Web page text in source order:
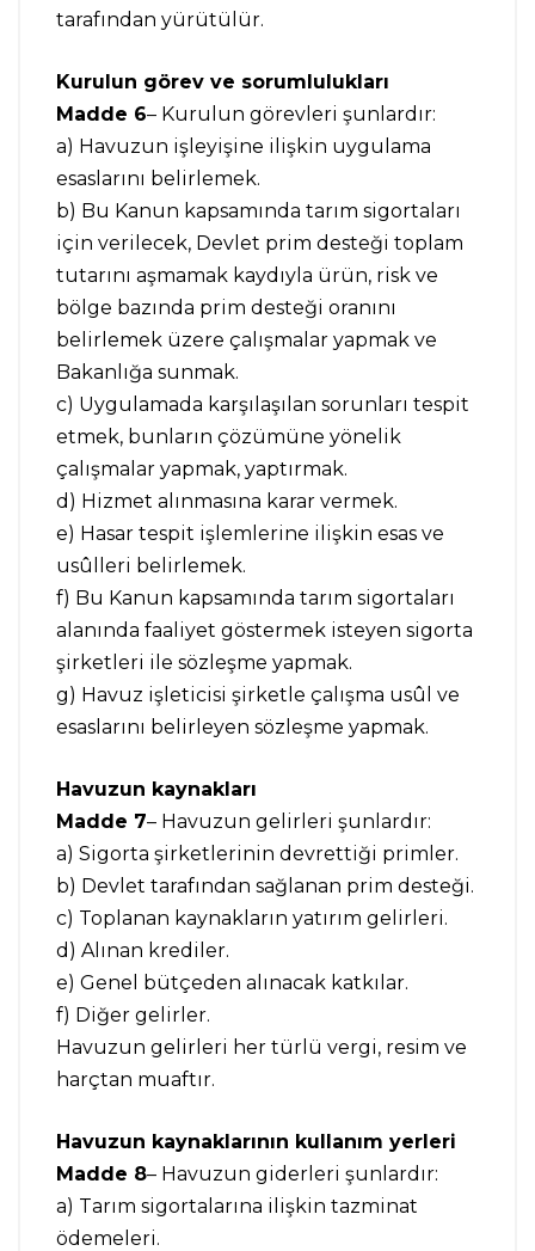
tarafından yürütülür.
Kurulun görev ve sorumlulukları
Madde 6– Kurulun görevleri şunlardır:
a) Havuzun işleyişine ilişkin uygulama
esaslarını belirlemek.
b) Bu Kanun kapsamında tarım sigortaları
için verilecek, Devlet prim desteği toplam
tutarını aşmamak kaydıyla ürün, risk ve
bölge bazında prim desteği oranını
belirlemek üzere çalışmalar yapmak ve
Bakanlığa sunmak.
c) Uygulamada karşılaşılan sorunları tespit
etmek, bunların çözümüne yönelik
çalışmalar yapmak, yaptırmak.
d) Hizmet alınmasına karar vermek.
e) Hasar tespit işlemlerine ilişkin esas ve
usûlleri belirlemek.
f) Bu Kanun kapsamında tarım sigortaları
alanında faaliyet göstermek isteyen sigorta
şirketleri ile sözleşme yapmak.
g) Havuz işleticisi şirketle çalışma usûl ve
esaslarını belirleyen sözleşme yapmak.
Havuzun kaynakları
Madde 7– Havuzun gelirleri şunlardır:
a) Sigorta şirketlerinin devrettiği primler.
b) Devlet tarafından sağlanan prim desteği.
c) Toplanan kaynakların yatırım gelirleri.
d) Alınan krediler.
e) Genel bütçeden alınacak katkılar.
f) Diğer gelirler.
Havuzun gelirleri her türlü vergi, resim ve
harçtan muaftır.
Havuzun kaynaklarının kullanım yerleri
Madde 8– Havuzun giderleri şunlardır:
a) Tarım sigortalarına ilişkin tazminat
ödemeleri.